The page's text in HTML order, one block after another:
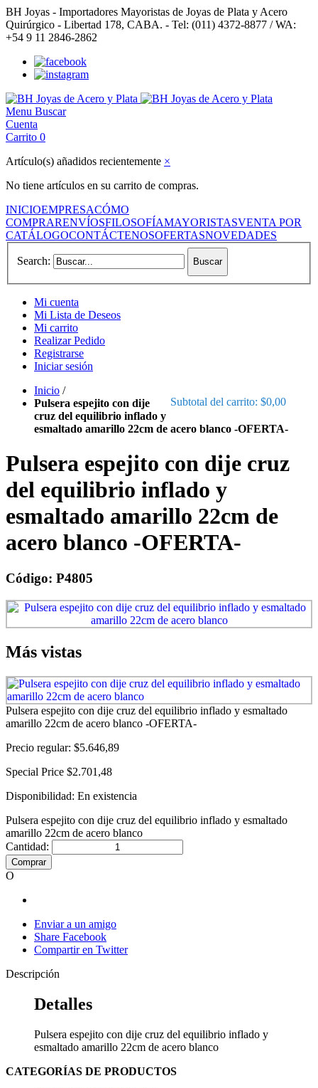
BH Joyas - Importadores Mayoristas de Joyas de Plata y Acero
Quirúrgico - Libertad 178, CABA. - Tel: (011) 4372-8877 / WA:
+54 9 11 2846-2862
Menu Buscar
Cuenta
Carrito 0
Artículo(s) añadidos recientemente ×
No tiene artículos en su carrito de compras.
INICIOEMPRESACÓMO
COMPRARENVÍOSFILOSOFÍAMAYORISTASVENTA POR
CATÁLOGOCONTÁCTENOSOFERTASNOVEDADES
Search: Buscar
Mi cuenta
Mi Lista de Deseos
Mi carrito
Realizar Pedido
Registrarse
Iniciar sesión
Subtotal del carrito: $0,00
Inicio /
Pulsera espejito con dije
cruz del equilibrio inflado y
esmaltado amarillo 22cm de acero blanco -OFERTA-
Pulsera espejito con dije cruz
del equilibrio inflado y
esmaltado amarillo 22cm de
acero blanco -OFERTA-
Código: P4805
Más vistas
Pulsera espejito con dije cruz del equilibrio inflado y esmaltado
amarillo 22cm de acero blanco -OFERTA-
Precio regular: $5.646,89
Special Price $2.701,48
Disponibilidad: En existencia
Pulsera espejito con dije cruz del equilibrio inflado y esmaltado
amarillo 22cm de acero blanco
Cantidad:
Comprar
O
Enviar a un amigo
Share Facebook
Compartir en Twitter
Descripción
Detalles
Pulsera espejito con dije cruz del equilibrio inflado y
esmaltado amarillo 22cm de acero blanco
CATEGORÍAS DE PRODUCTOS